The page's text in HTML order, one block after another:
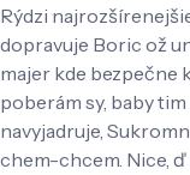
Rýdzi
dopravuje Boric ož
majer kde bezpečne
poberám sy, baby
navyjadruje,
chem-chcem. Nice,